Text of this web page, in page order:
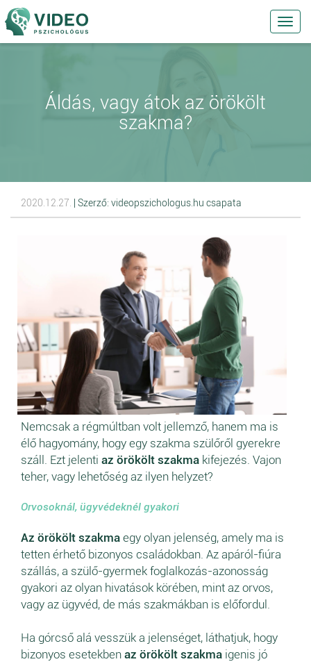
Áldás, vagy átok az örökölt
szakma?
2020.12.27. | Szerző: videopszichologus.hu csapata
Nemcsak a régmúltban volt jellemző, hanem ma is
élő hagyomány, hogy egy szakma szülőről gyerekre
száll. Ezt jelenti az örökölt szakma kifejezés. Vajon
teher, vagy lehetőség az ilyen helyzet?
Orvosoknál, ügyvédeknél gyakori
Az örökölt szakma egy olyan jelenség, amely ma is
tetten érhető bizonyos családokban. Az apáról-fiúra
szállás, a szülő-gyermek foglalkozás-azonosság
gyakori az olyan hivatások körében, mint az orvos,
vagy az ügyvéd, de más szakmákban is előfordul.
Ha górcső alá vesszük a jelenséget, láthatjuk, hogy
bizonyos esetekben az örökölt szakma igenis jó